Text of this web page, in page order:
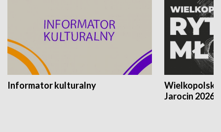
Informator kulturalny
Jarocin 2026